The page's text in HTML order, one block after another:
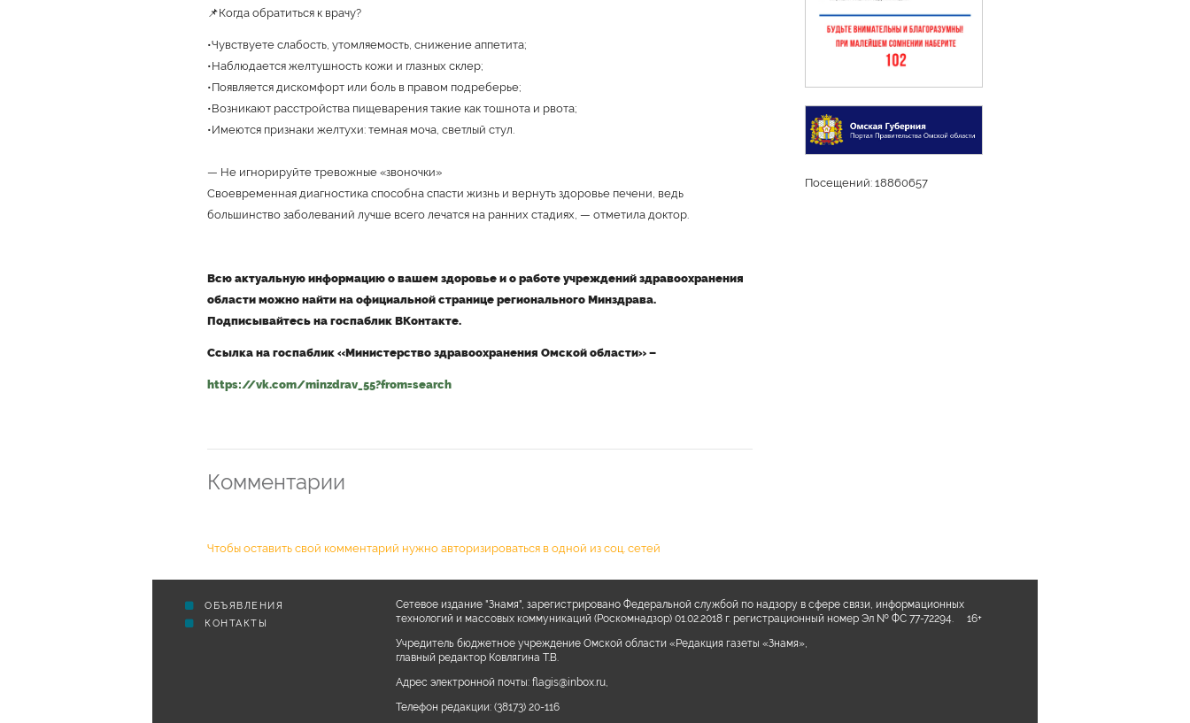
📌Когда обратиться к врачу?
•Чувствуете слабость, утомляемость, снижение аппетита;
•Наблюдается желтушность кожи и глазных склер;
•Появляется дискомфорт или боль в правом подреберье;
•Возникают расстройства пищеварения такие как тошнота и рвота;
•Имеются признаки желтухи: темная моча, светлый стул.
— Не игнорируйте тревожные «звоночки»
Своевременная диагностика способна спасти жизнь и вернуть здоровье печени, ведь
большинство заболеваний лучше всего лечатся на ранних стадиях, — отметила доктор.
Всю актуальную информацию о вашем здоровье и о работе учреждений здравоохранения
области можно найти на официальной странице регионального Минздрава.
Подписывайтесь на госпаблик ВКонтакте.
Ссылка на госпаблик «Министерство здравоохранения Омской области» –
https://vk.com/minzdrav_55?from=search
Комментарии
Чтобы оставить свой комментарий нужно авторизироваться в одной из соц. сетей
Посещений: 18860657
ОБЪЯВЛЕНИЯ
КОНТАКТЫ
Сетевое издание "Знамя", зарегистрировано Федеральной службой по надзору в сфере связи, информационных
технологий и массовых коммуникаций (Роскомнадзор) 01.02.2018 г. регистрационный номер Эл № ФС 77-72294. 16+
Учредитель бюджетное учреждение Омской области «Редакция газеты «Знамя»,
главный редактор Ковлягина Т.В.
Адрес электронной почты: flagis@inbox.ru,
Телефон редакции: (38173) 20-116